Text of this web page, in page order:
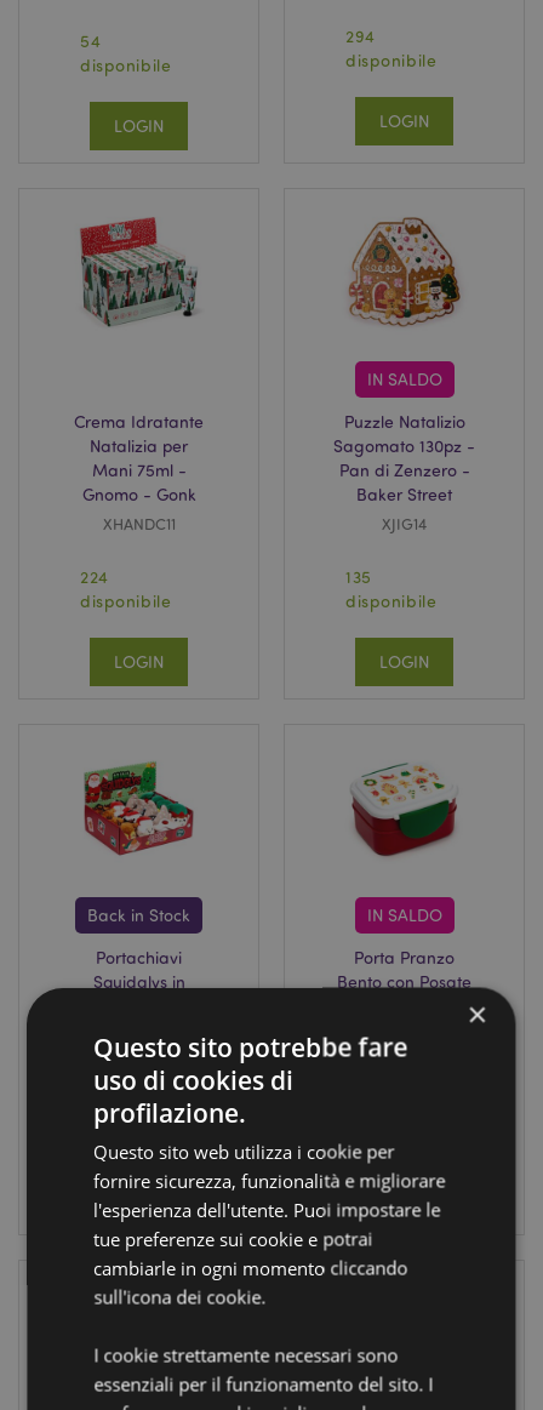
54
disponibile
LOGIN
294
disponibile
LOGIN
Crema Idratante
Natalizia per
Mani 75ml -
Gnomo - Gonk
XHANDC11
224
disponibile
LOGIN
IN SALDO
Puzzle Natalizio
Sagomato 130pz -
Pan di Zenzero -
Baker Street
XJIG14
135
disponibile
LOGIN
Back in Stock
Portachiavi
Squidglys in
XKEY293
3760
IN SALDO
Porta Pranzo
Bento con Posate
e Chiusura a Clip
- Baker Street
LOGIN
×
Questo sito potrebbe fare
uso di cookies di
profilazione.
Questo sito web utilizza i cookie per
fornire sicurezza, funzionalità e migliorare
l'esperienza dell'utente. Puoi impostare le
tue preferenze sui cookie e potrai
cambiarle in ogni momento cliccando
sull'icona dei cookie.
I cookie strettamente necessari sono
essenziali per il funzionamento del sito. I